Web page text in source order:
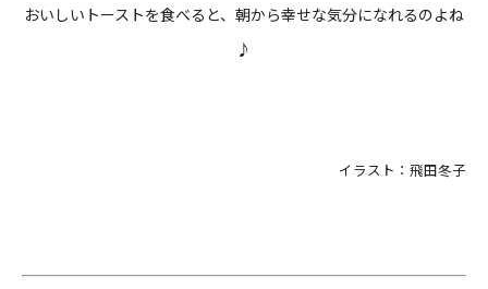
おいしいトーストを食べると、朝から幸せな気分になれるのよね
♪
イラスト：飛田冬子